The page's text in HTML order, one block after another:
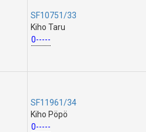
SF10751/33
Kiho Taru
0-----
SF11961/34
Kiho Pöpö
0-----